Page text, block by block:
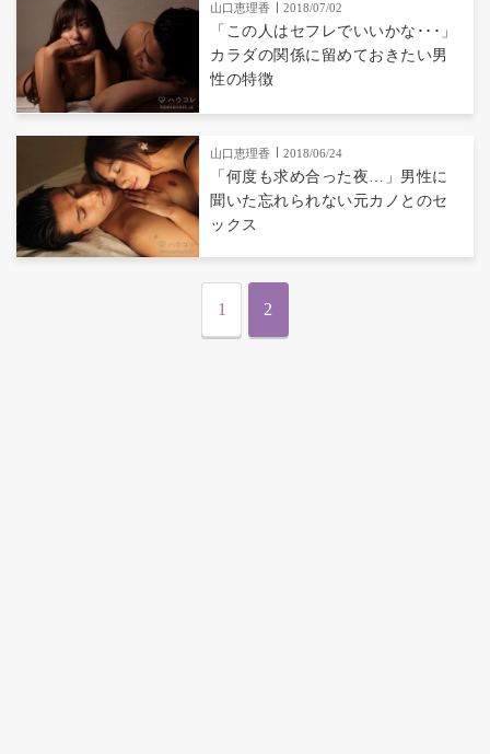
山口恵理香 2018/07/02
「この人はセフレでいいかな･･･」
カラダの関係に留めておきたい男
性の特徴
山口恵理香 2018/06/24
「何度も求め合った夜…」男性に
聞いた忘れられない元カノとのセ
ックス
1 2